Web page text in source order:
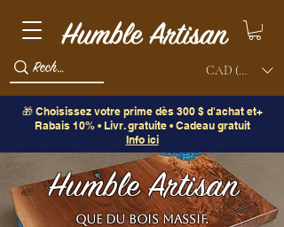
CAD (C$)
🎁 Choisissez votre prime dès 300 $ d'achat et+
Rabais 10% • Livr. gratuite • Cadeau gratuit
Info ici
Humble Artisan
Que du bois massif.